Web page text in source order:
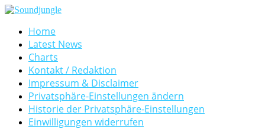
Home
Latest News
Charts
Kontakt / Redaktion
Impressum & Disclaimer
Privatsphäre-Einstellungen ändern
Historie der Privatsphäre-Einstellungen
Einwilligungen widerrufen